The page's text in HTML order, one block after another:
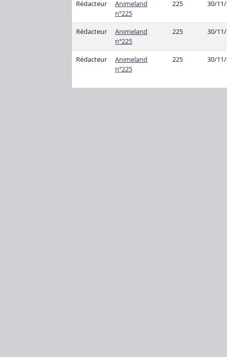
Rédacteur
Animeland
n°225
225 30/
Rédacteur
Animeland
n°225
225 30/
Rédacteur
Animeland
n°225
225 30/